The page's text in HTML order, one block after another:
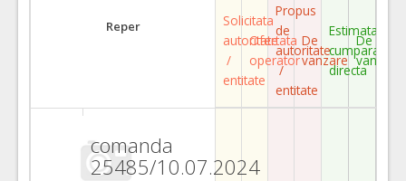
Reper
Solicitata
autoritate
/
entitate
Ofertata
operator
Propus
de
autoritate
/
entitate
De
vanzare
Estimata
cumparare
directa
De
vanzare
comanda
25485/10.07.2024